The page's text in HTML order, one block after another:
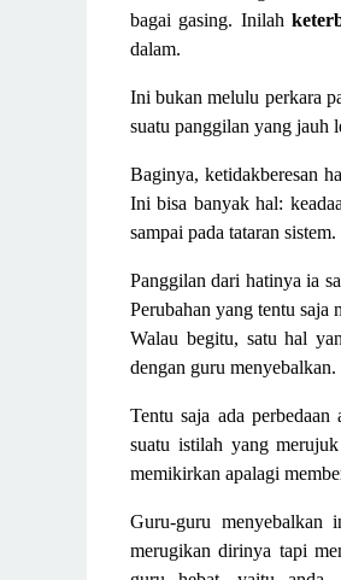
bagai gasing. Inilah
dalam.
Ini bukan melulu perkara
suatu panggilan yang jauh
Baginya, ketidakberesan
Ini bisa banyak hal:
sampai pada tataran sistem.
Panggilan dari hatinya ia
Perubahan yang tentu saja
Walau begitu, satu hal
dengan guru menyebalkan.
Tentu saja ada
suatu istilah yang
memikirkan apalagi
Guru-guru menyebalkan
merugikan dirinya tapi